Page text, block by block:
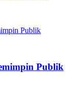
Publik